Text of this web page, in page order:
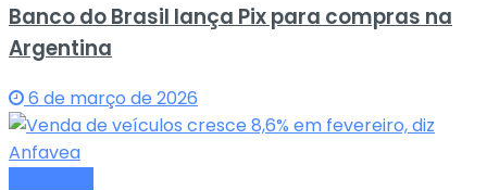
Banco do Brasil lança Pix para compras na
Argentina
6 de março de 2026